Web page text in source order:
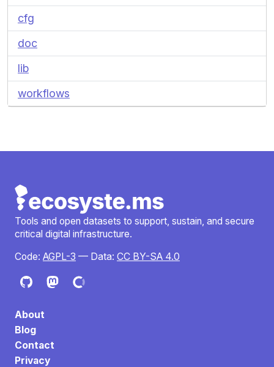
cfg
doc
lib
workflows
Tools and open datasets to support, sustain, and secure
critical digital infrastructure.
Code: AGPL-3 — Data: CC BY-SA 4.0
About
Blog
Contact
Privacy